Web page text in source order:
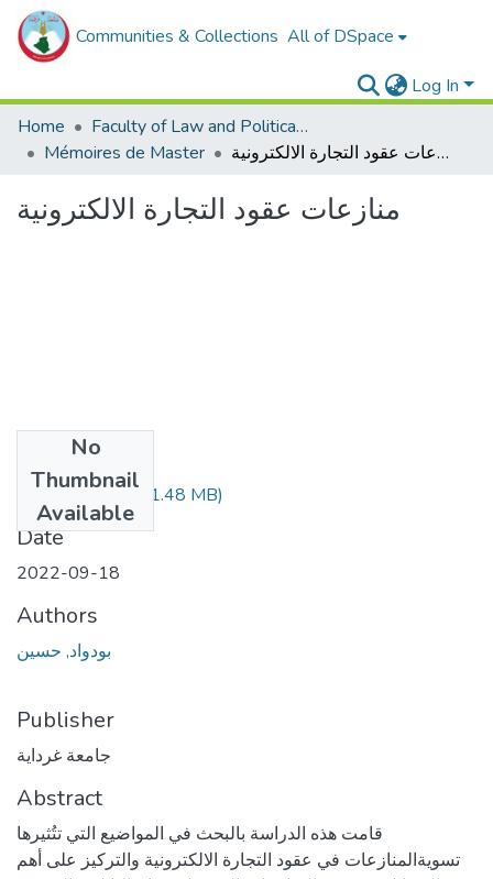
Communities & Collections All of DSpace
Log In
Home
Faculty of Law and Political Sciences _
Mémoires de Master
منازعات عقود التجارة الالكترونية
منازعات عقود التجارة الالكترونية
No
Thumbnail
Available
348.04.138.pdf (1.48 MB)
Date
2022-09-18
Authors
بودواد, حسين
Publisher
جامعة غرداية
Abstract
قامت هذه الدراسة بالبحث في المواضيع التي تتُثيرها
تسويةالمنازعات في عقود التجارة الالكترونية والتركيز على أهم